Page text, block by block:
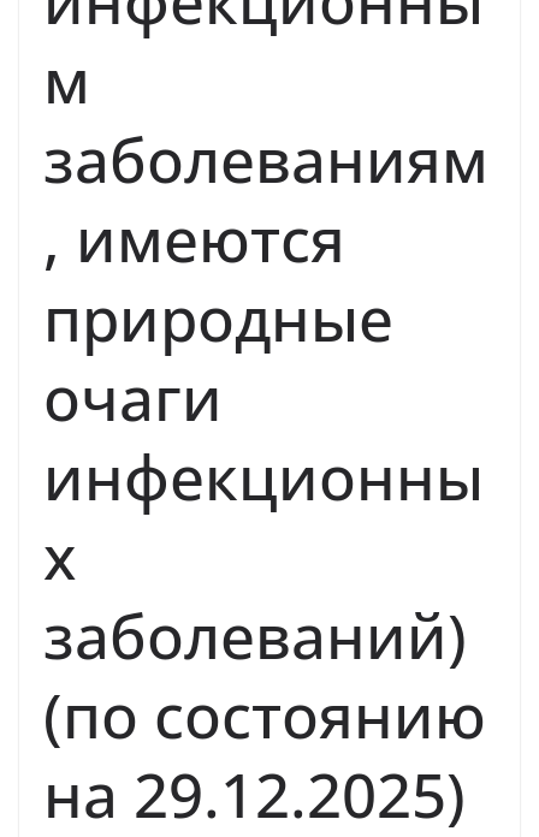
м
заболеваниям
, имеются
природные
очаги
инфекционны
х
заболеваний)
(по состоянию
на 29.12.2025)